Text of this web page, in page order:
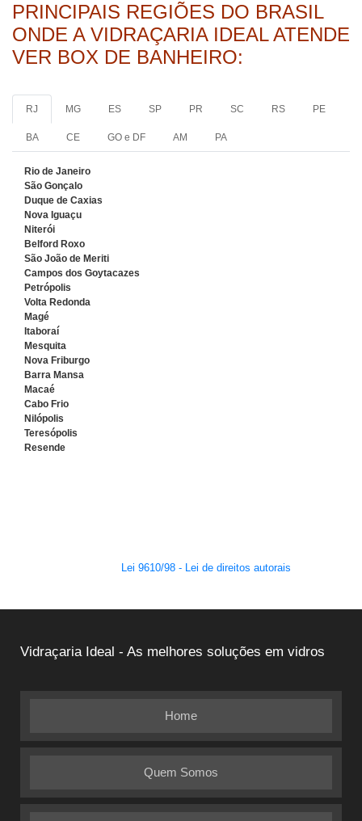
PRINCIPAIS REGIÕES DO BRASIL
ONDE A VIDRAÇARIA IDEAL ATENDE
VER BOX DE BANHEIRO:
RJ MG ES SP PR SC RS PE
BA CE GO e DF AM PA
Rio de Janeiro
São Gonçalo
Duque de Caxias
Nova Iguaçu
Niterói
Belford Roxo
São João de Meriti
Campos dos Goytacazes
Petrópolis
Volta Redonda
Magé
Itaboraí
Mesquita
Nova Friburgo
Barra Mansa
Macaé
Cabo Frio
Nilópolis
Teresópolis
Resende
Lei 9610/98 - Lei de direitos autorais
Vidraçaria Ideal - As melhores soluções em vidros
Home
Quem Somos